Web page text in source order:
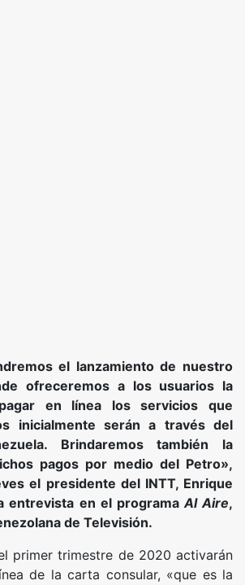
el lanzamiento de nuestro
ofreceremos a los usuarios la
en línea los servicios que
inicialmente serán a través del
Brindaremos también la
pagos por medio del Petro»,
el presidente del INTT, Enrique
entrevista en el programaAl Aire,
de Televisión.
primer trimestre de 2020 activarán
de la carta consular, «que es la